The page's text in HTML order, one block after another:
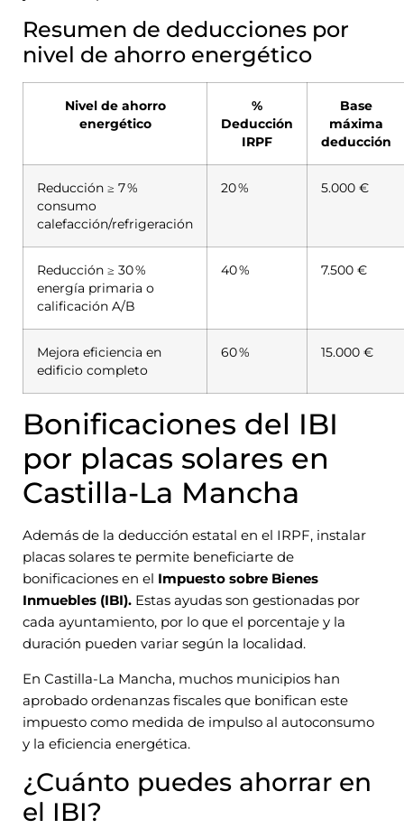
Resumen de deducciones por
nivel de ahorro energético
Nivel de ahorro
energético
%
Deducción
IRPF
Base
máxima
deducción
Reducción ≥ 7 %
consumo
calefacción/refrigeración
20 % 5.000 €
Reducción ≥ 30 %
energía primaria o
calificación A/B
40 % 7.500 €
Mejora eficiencia en
edificio completo
60 % 15.000 €
Bonificaciones del IBI
por placas solares en
Castilla-La Mancha
Además de la deducción estatal en el IRPF, instalar
placas solares te permite beneficiarte de
bonificaciones en el Impuesto sobre Bienes
Inmuebles (IBI). Estas ayudas son gestionadas por
cada ayuntamiento, por lo que el porcentaje y la
duración pueden variar según la localidad.
En Castilla-La Mancha, muchos municipios han
aprobado ordenanzas fiscales que bonifican este
impuesto como medida de impulso al autoconsumo
y la eficiencia energética.
¿Cuánto puedes ahorrar en
el IBI?